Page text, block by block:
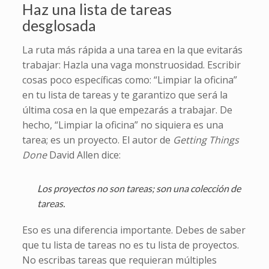
Haz una lista de tareas
desglosada
La ruta más rápida a una tarea en la que evitarás
trabajar: Hazla una vaga monstruosidad. Escribir
cosas poco específicas como: “Limpiar la oficina”
en tu lista de tareas y te garantizo que será la
última cosa en la que empezarás a trabajar. De
hecho, “Limpiar la oficina” no siquiera es una
tarea; es un proyecto. El autor de Getting Things
DoneDavid Allen dice:
Los proyectos no son tareas; son una colección de
tareas.
Eso es una diferencia importante. Debes de saber
que tu lista de tareas no es tu lista de proyectos.
No escribas tareas que requieran múltiples